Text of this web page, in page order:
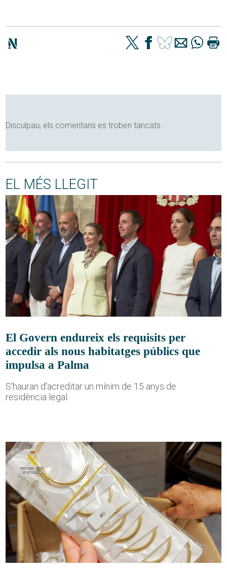
Disculpau, els comentaris es troben tancats
EL MÉS LLEGIT
El Govern endureix els requisits per
accedir als nous habitatges públics que
impulsa a Palma
S'hauran d'acreditar un mínim de 15 anys de
residència legal